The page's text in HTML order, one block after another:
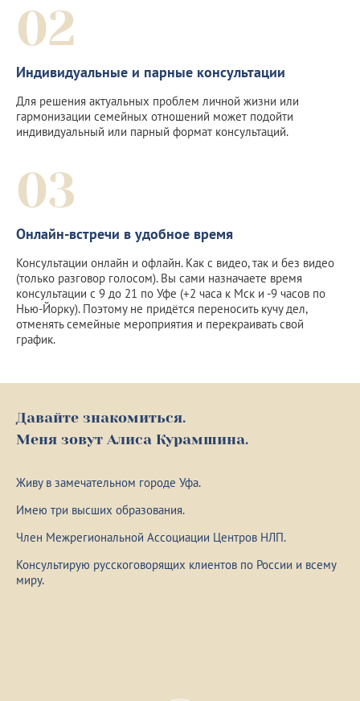
02
Индивидуальные и парные консультации
Для решения актуальных проблем личной жизни или
гармонизации семейных отношений может подойти
индивидуальный или парный формат консультаций.
03
Онлайн-встречи в удобное время
Консультации онлайн и офлайн. Как с видео, так и без видео
(только разговор голосом). Вы сами назначаете время
консультации с 9 до 21 по Уфе (+2 часа к Мск и -9 часов по
Нью-Йорку). Поэтому не придётся переносить кучу дел,
отменять семейные мероприятия и перекраивать свой
график.
Давайте знакомиться.
Меня зовут Алиса Курамшина.
Живу в замечательном городе Уфа.
Имею три высших образования.
Член Межрегиональной Ассоциации Центров НЛП.
Консультирую русскоговорящих клиентов по России и всему
миру.